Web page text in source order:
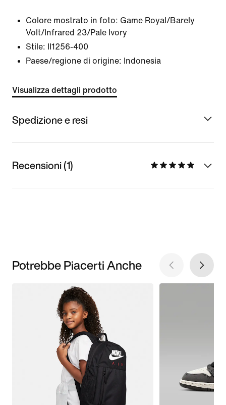
Colore mostrato in foto: Game Royal/Barely
Volt/Infrared 23/Pale Ivory
Stile:
II1256-400
Paese/regione di origine: Indonesia
Visualizza dettagli prodotto
Spedizione e resi
Recensioni (1)
Potrebbe Piacerti Anche